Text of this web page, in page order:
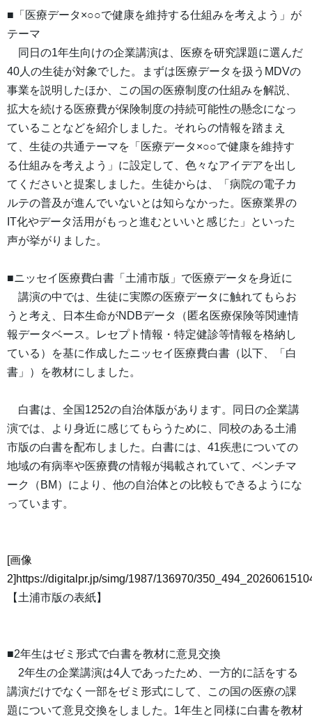
■「医療データ×○○で健康を維持する仕組みを考えよう」が
テーマ
同日の1年生向けの企業講演は、医療を研究課題に選んだ
40人の生徒が対象でした。まずは医療データを扱うMDVの
事業を説明したほか、この国の医療制度の仕組みを解説、
拡大を続ける医療費が保険制度の持続可能性の懸念になっ
ていることなどを紹介しました。それらの情報を踏まえ
て、生徒の共通テーマを「医療データ×○○で健康を維持す
る仕組みを考えよう」に設定して、色々なアイデアを出し
てくださいと提案しました。生徒からは、「病院の電子カ
ルテの普及が進んでいないとは知らなかった。医療業界の
IT化やデータ活用がもっと進むといいと感じた」といった
声が挙がりました。
■ニッセイ医療費白書「土浦市版」で医療データを身近に
講演の中では、生徒に実際の医療データに触れてもらお
うと考え、日本生命がNDBデータ（匿名医療保険等関連情
報データベース。レセプト情報・特定健診等情報を格納し
ている）を基に作成したニッセイ医療費白書（以下、「白
書」）を教材にしました。
白書は、全国1252の自治体版があります。同日の企業講
演では、より身近に感じてもらうために、同校のある土浦
市版の白書を配布しました。白書には、41疾患についての
地域の有病率や医療費の情報が掲載されていて、ベンチマ
ーク（BM）により、他の自治体との比較もできるようにな
っています。
[画像
2]https://digitalpr.jp/simg/1987/136970/
【土浦市版の表紙】
■2年生はゼミ形式で白書を教材に意見交換
2年生の企業講演は4人であったため、一方的に話をする
講演だけでなく一部をゼミ形式にして、この国の医療の課
題について意見交換をしました。1年生と同様に白書を教材